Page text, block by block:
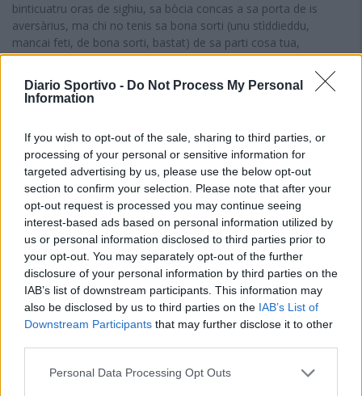
Diario Sportivo - Do Not Process My Personal
Information
If you wish to opt-out of the sale, sharing to third parties, or
processing of your personal or sensitive information for
targeted advertising by us, please use the below opt-out
section to confirm your selection. Please note that after your
opt-out request is processed you may continue seeing
interest-based ads based on personal information utilized by
us or personal information disclosed to third parties prior to
your opt-out. You may separately opt-out of the further
disclosure of your personal information by third parties on the
IAB’s list of downstream participants. This information may
also be disclosed by us to third parties on the IAB’s List of
Downstream Participants that may further disclose it to other
Personal Data Processing Opt Outs
binticuatru oras de sighiu, sa bòcia concas a sa porta de is
aversàrius, ma chi no tenis sa bona sorti (unu stìddieddu,
mancai feti, de bona sorti, bastat) de sa parti cosa tua,
intzandus no nc'est nudda de fai, e podis abarrai seguru de su
fatu ca sa bòcia no dda at a acabbai mai a is pabas de su
portieri; e podis abarrai seguru, mancai, ca candu sa giorronada,
concas a sa porta cosa tua, eia, podis abarrai seguru de su fatu
ca nd'as a ingolli su gol, mancai siat su primu e ùnicu tiru chi is
aversàrius ant a fai concas a sa porta tua.
E duncas su giogu de sa bòcia benit a essi una scola, una scola
de vida, diaici ddi naru; e pròpriu po custu motivu chi pentzu, chi
abarru cunvintu (cumenti si iat a podi narai, puru) ca su giogu de
sa bòcia potzat fai beni meda a sa conca, a su coru, a sa vida
de is piciocus etotu, partendi, intzandus, e mi parit craru, de
cussus prus giòvuneddus de edadi.
E su chi mi narant sèmpiri is allenadoris (e deu creu chi nci siat
su tanti, chi ballat duncas sa pena de ddu torrai a scriri, in mesu
in mesu a s'artìculu de custa cida puru) est ca tui iast a podi
binci, mancai, puru cuindixi o sexi partidas de sighiu, una avatu
de s'atra (cumenti sucedit, mancai, a certas scuadras), ma custu